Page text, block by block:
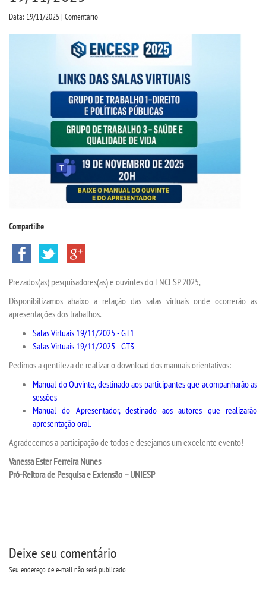
PROUNI
MANUAIS, PORTARIAS E
MENSALIDADES
CURSOS
LICENCIATURAS
TECNOLÓGICOS
VESTIBULAR
INSCREVA-SE
TRANSFERÊNCIA
SEGUNDA GRADUAÇÃO
MATRÍCULA
EDITAL
Data: 19/11/2025 | Comentário
Compartilhe
Prezados(as) pesquisadores(as) e ouvintes do ENCESP 2025,
Disponibilizamos abaixo a relação das salas virtuais onde ocorrerão as
apresentações dos trabalhos.
Salas Virtuais 19/11/2025 - GT1
Salas Virtuais 19/11/2025 - GT3
Pedimos a gentileza de realizar o download dos manuais orientativos:
Manual do Ouvinte, destinado aos participantes que acompanharão as
sessões
Manual do Apresentador, destinado aos autores que realizarão
apresentação oral.
Agradecemos a participação de todos e desejamos um excelente evento!
Vanessa Ester Ferreira Nunes
Pró-Reitora de Pesquisa e Extensão – UNIESP
Deixe seu comentário
Seu endereço de e-mail não será publicado.